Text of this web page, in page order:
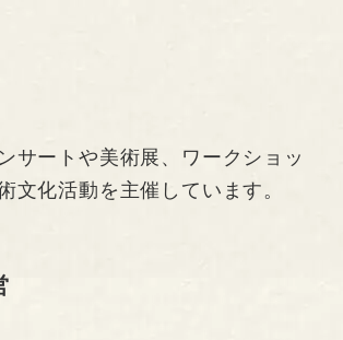
サートや美術展、ワークショッ
文化活動を主催しています。